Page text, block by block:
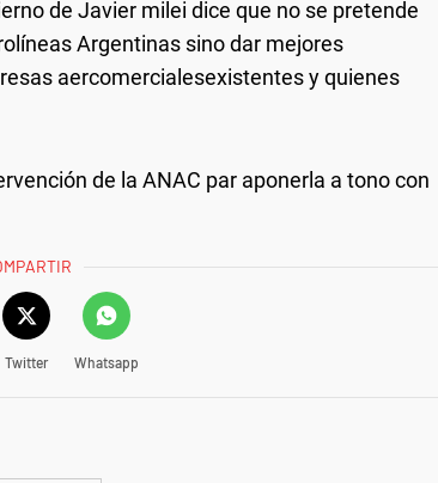
de Javier milei dice que no se pretende
Argentinas sino dar mejores
aercomercialesexistentes y quienes
de la ANAC par aponerla a tono con
Twitter Whatsapp